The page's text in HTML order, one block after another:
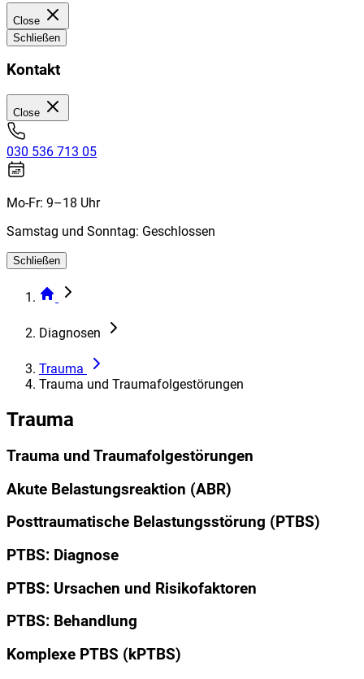
Close
Schließen
Kontakt
Close
030 536 713 05
Mo-Fr: 9–18 Uhr
Samstag und Sonntag: Geschlossen
Schließen
Diagnosen
Trauma
Trauma und Traumafolgestörungen
Trauma
Trauma und Traumafolgestörungen
Akute Belastungsreaktion (ABR)
Posttraumatische Belastungsstörung (PTBS)
PTBS: Diagnose
PTBS: Ursachen und Risikofaktoren
PTBS: Behandlung
Komplexe PTBS (kPTBS)